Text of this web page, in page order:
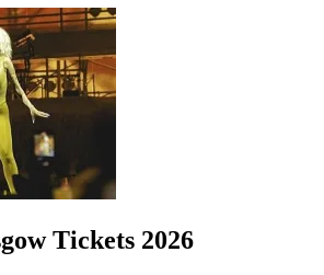
Tickets 2026